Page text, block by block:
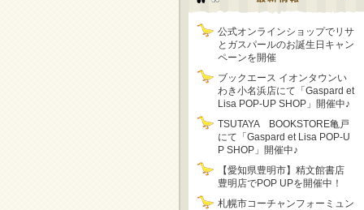
公式オンラインショップでリサ
とガスパールのお誕生日キャン
ペーンを開催
ブックエース イオンタウンい
わき小名浜店にて「Gaspard et
Lisa POP-UP SHOP」開催中♪
TSUTAYA BOOKSTORE亀戸
にて「Gaspard et Lisa POP-U
P SHOP」開催中♪
【愛知県豊明市】精文館書店
豊明店でPOP UPを開催中！
札幌市コーチャンフォーミュン